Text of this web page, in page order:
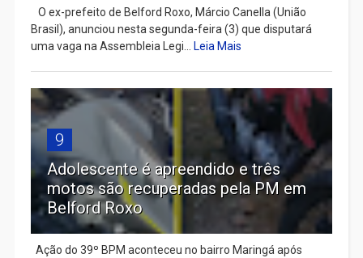
​ O ex-prefeito de Belford Roxo, Márcio Canella (União
Brasil), anunciou nesta segunda-feira (3) que disputará
uma vaga na Assembleia Legi... Leia Mais
9
Adolescente é apreendido e três
motos são recuperadas pela PM em
Belford Roxo
Ação do 39º BPM aconteceu no bairro Maringá após